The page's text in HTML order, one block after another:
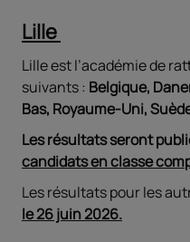
Lille
Lille est l’académie de
suivants : Belgique,
Bas, Royaume-Uni,
Les résultats seront
candidats en classe
Les résultats pour les
le 26 juin 2026.